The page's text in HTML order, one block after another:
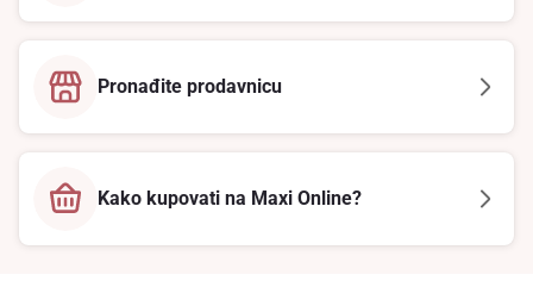
Pronađite prodavnicu
Kako kupovati na Maxi Online?